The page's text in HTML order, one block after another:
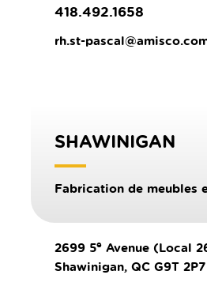
418.492.1658
rh.st-
SHAWINIGAN
Fabrication de meubles
2699 5e Avenue (Local
Shawinigan, QC G9T 2P7